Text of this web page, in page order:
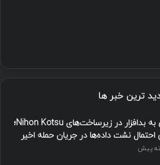
ترین خبر ها
آلودگی به بدافزار در زیرساخت‌های Nihon Kotsu؛
نشت داده‌ها در جریان حمله اخیر